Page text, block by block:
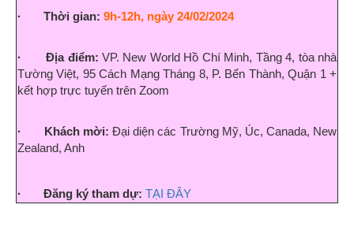
· Thời gian: 9h-12h, ngày 24/02/2024
· Địa điểm: VP. New World Hồ Chí Minh, Tầng 4, tòa nhà
Tường Việt, 95 Cách Mạng Tháng 8, P. Bến Thành, Quận 1 +
kết hợp trực tuyến trên Zoom
· Khách mời:Đại diện các Trường Mỹ, Úc, Canada, New
Zealand, Anh
· Đăng ký tham dự: TẠI ĐÂY